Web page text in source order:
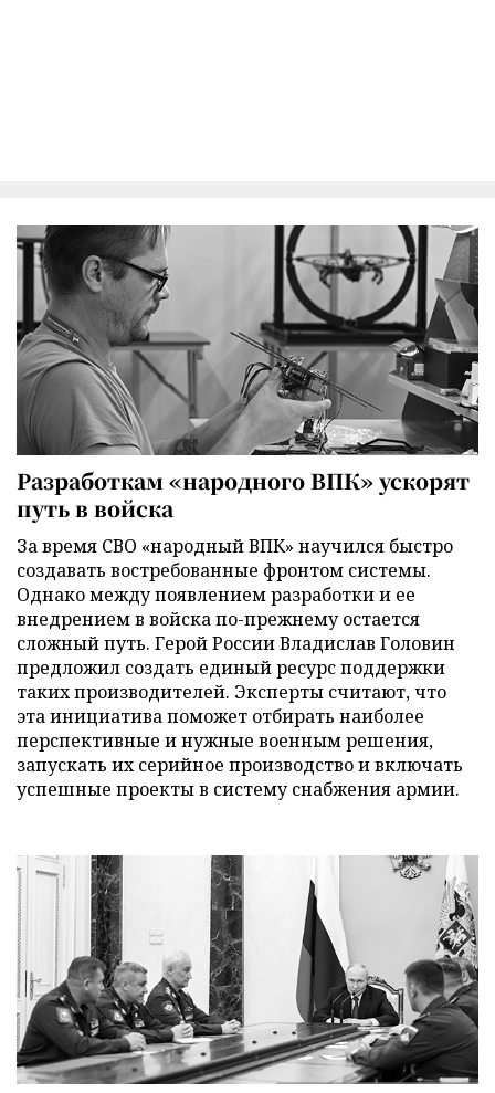
Разработкам «народного ВПК» ускорят
путь в войска
За время СВО «народный ВПК» научился быстро
создавать востребованные фронтом системы.
Однако между появлением разработки и ее
внедрением в войска по-прежнему остается
сложный путь. Герой России Владислав Головин
предложил создать единый ресурс поддержки
таких производителей. Эксперты считают, что
эта инициатива поможет отбирать наиболее
перспективные и нужные военным решения,
запускать их серийное производство и включать
успешные проекты в систему снабжения армии.